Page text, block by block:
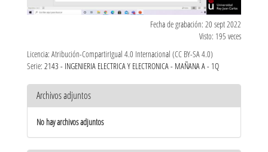
Fecha de grabación: 20 sept 2022
Visto: 195 veces
Licencia: Atribución-CompartirIgual 4.0 Internacional (CC BY-SA 4.0)
Serie: 2143 - INGENIERIA ELECTRICA Y ELECTRONICA - MAÑANA A - 1Q
Archivos adjuntos
No hay archivos adjuntos